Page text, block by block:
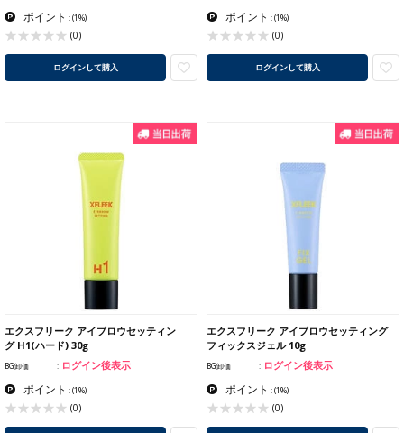
ポイント :(1%)
(0)
ログインして購入
ポイント :(1%)
(0)
ログインして購入
エクスフリーク アイブロウセッティン
グ H1(ハード) 30g
BG卸価 ログイン後表示
ポイント :(1%)
(0)
エクスフリーク アイブロウセッティング
フィックスジェル 10g
BG卸価 ログイン後表示
ポイント :(1%)
(0)